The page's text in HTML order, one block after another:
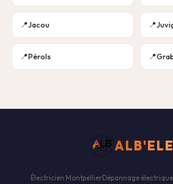
Jacou
Pérols
Électricien MontpellierDépannage électrique